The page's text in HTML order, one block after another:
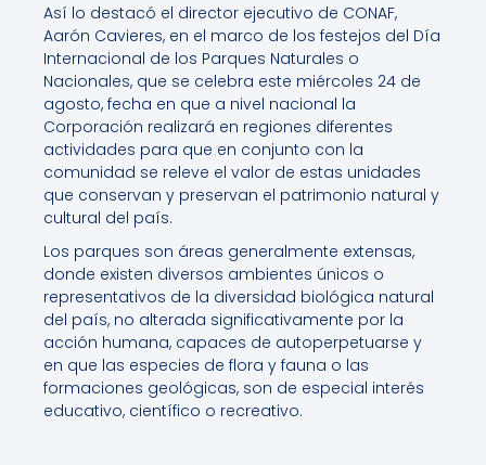
Así lo destacó el director ejecutivo de CONAF,
Aarón Cavieres, en el marco de los festejos del Día
Internacional de los Parques Naturales o
Nacionales, que se celebra este miércoles 24 de
agosto, fecha en que a nivel nacional la
Corporación realizará en regiones diferentes
actividades para que en conjunto con la
comunidad se releve el valor de estas unidades
que conservan y preservan el patrimonio natural y
cultural del país.
Los parques son áreas generalmente extensas,
donde existen diversos ambientes únicos o
representativos de la diversidad biológica natural
del país, no alterada significativamente por la
acción humana, capaces de autoperpetuarse y
en que las especies de flora y fauna o las
formaciones geológicas, son de especial interés
educativo, científico o recreativo.